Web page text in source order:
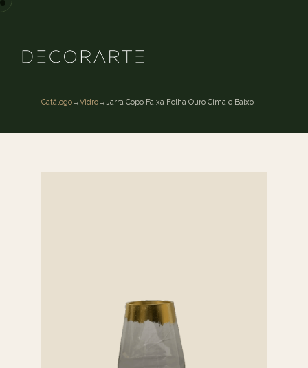
Catálogo→Vidro→Jarra Copo Faixa Folha Ouro Cima e Baixo